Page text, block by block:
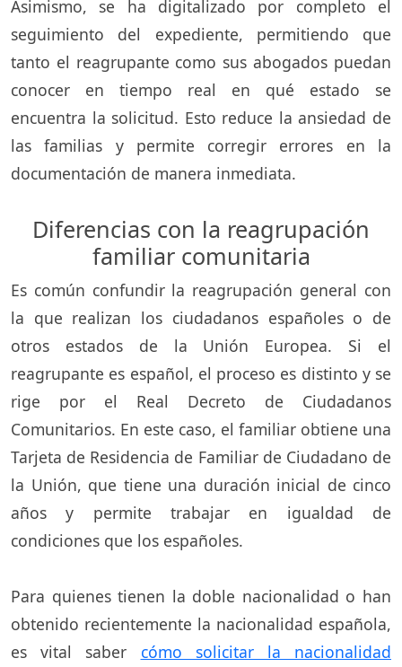
Asimismo, se ha digitalizado por completo el
seguimiento del expediente, permitiendo que
tanto el reagrupante como sus abogados puedan
conocer en tiempo real en qué estado se
encuentra la solicitud. Esto reduce la ansiedad de
las familias y permite corregir errores en la
documentación de manera inmediata.
Diferencias con la reagrupación
familiar comunitaria
Es común confundir la reagrupación general con
la que realizan los ciudadanos españoles o de
otros estados de la Unión Europea. Si el
reagrupante es español, el proceso es distinto y se
rige por el Real Decreto de Ciudadanos
Comunitarios. En este caso, el familiar obtiene una
Tarjeta de Residencia de Familiar de Ciudadano de
la Unión, que tiene una duración inicial de cinco
años y permite trabajar en igualdad de
condiciones que los españoles.
Para quienes tienen la doble nacionalidad o han
obtenido recientemente la nacionalidad española,
es vital saber cómo solicitar la nacionalidad